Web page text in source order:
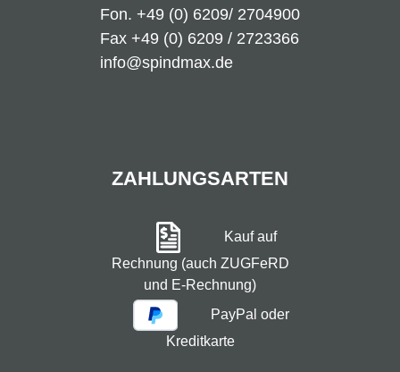
Fon. +49 (0) 6209/ 2704900
Fax +49 (0) 6209 / 2723366
info@spindmax.de
ZAHLUNGSARTEN
Kauf auf
Rechnung (auch ZUGFeRD
und E-Rechnung)
PayPal oder
Kreditkarte